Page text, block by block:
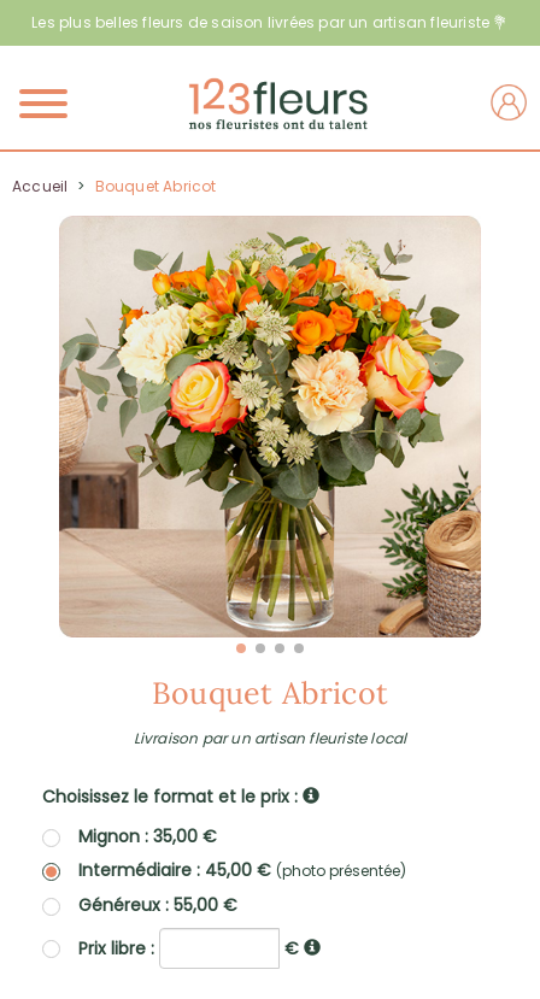
Les plus belles fleurs de saison livrées par un artisan fleuriste 💐
Menu
Accueil > Bouquet Abricot
Bouquet Abricot
Livraison par un artisan fleuriste local
Choisissez le format et le prix :
Mignon : 35,00 €
Intermédiaire : 45,00 € (photo présentée)
Généreux : 55,00 €
Prix libre :
€